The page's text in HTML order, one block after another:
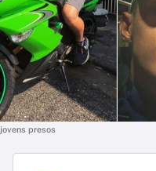
jovens presos